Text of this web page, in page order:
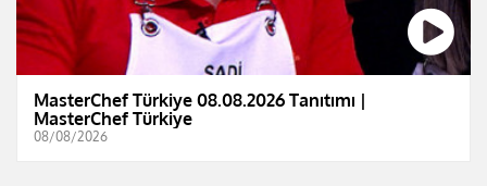
MasterChef Türkiye 08.08.2026 Tanıtımı |
MasterChef Türkiye
08/08/2026